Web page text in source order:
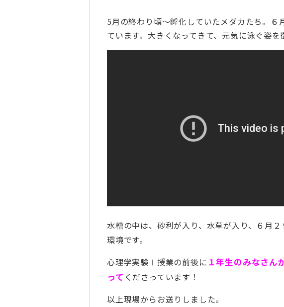
5月の終わり頃〜孵化していたメダカたち。
ています。大きくなってきて、元気に泳ぐ姿を
水槽の中は、砂利が入り、水草が入り、６月
環境です。
心理学実験Ⅰ授業の前後に １年生のみなさん
って くださっています！
以上現場からお送りしました。